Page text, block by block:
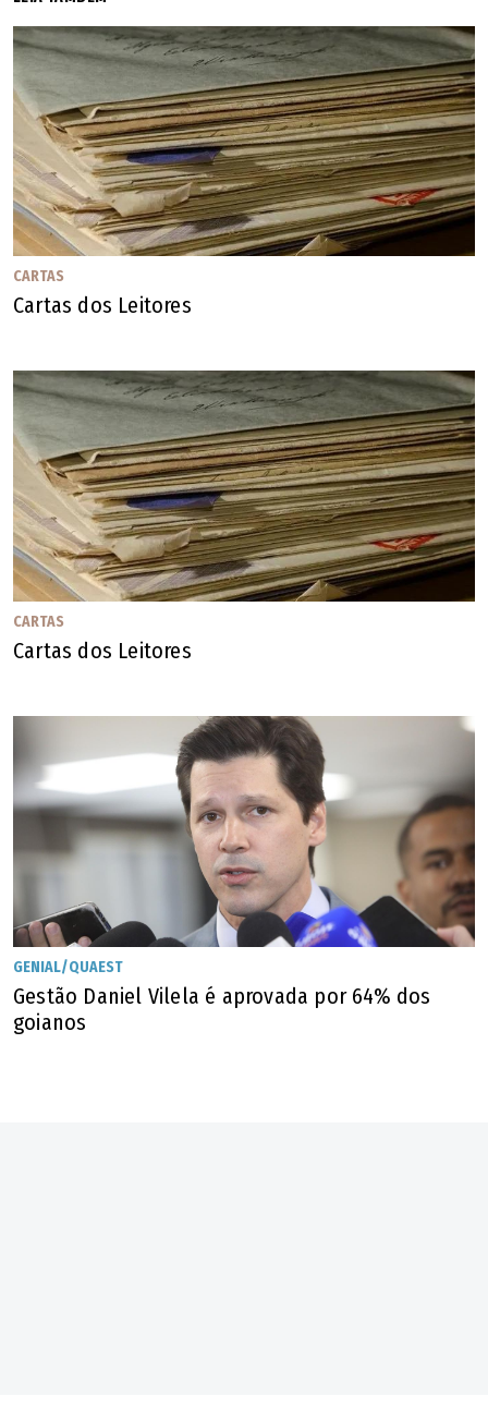
CARTAS
Cartas dos Leitores
CARTAS
Cartas dos Leitores
GENIAL/QUAEST
Gestão Daniel Vilela é aprovada por 64% dos
goianos